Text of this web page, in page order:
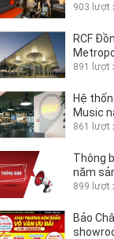
Object
903 lượt
RCF
Kiến
891 lượt
Hệ
Music
Lecco
861 lượt
Thông
năm
phẩm
899 lượt
Bảo